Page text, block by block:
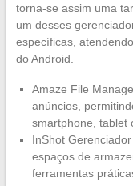
torna-se assim uma
um desses
específicas,
do Android.
Amaze File
anúncios,
smartphone, tablet
InShot
espaços de
ferramentas